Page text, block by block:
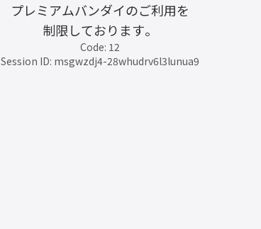
プレミアムバンダイのご利用を
制限しております。
Code: 12
Session ID: msgwzdj4-28whudrv6l3lunua9